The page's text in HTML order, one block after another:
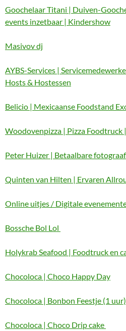
Goochelaar Titani | Duiven-
events inzetbaar | Kindershow
Masivov dj
AYBS-Services |
Hosts & Hostessen
Belicio | Mexicaanse Foodstand
Woodovenpizza | Pizza Foodtruck
Peter Huizer | Betaalbare fotograaf
Quinten van Hilten | Ervaren
Online uitjes / Digitale
Bossche Bol Lol
Holykrab Seafood | Foodtruck en
Chocoloca | Choco Happy Day
Chocoloca | Bonbon Feestje (1 uur)
Chocoloca | Choco Drip cake